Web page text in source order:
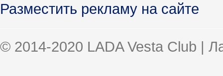
Разместить рекламу на сайте
© 2014-2020 LADA Vesta Club |